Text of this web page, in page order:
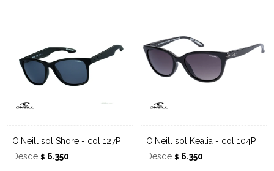
O'Neill sol Shore - col 127P
Desde $ 6.350
O'Neill sol Kealia - col 104P
Desde $ 6.350